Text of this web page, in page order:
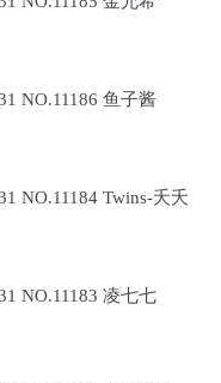
NO.11186 鱼子酱
NO.11184 Twins-夭夭
NO.11183 凌七七